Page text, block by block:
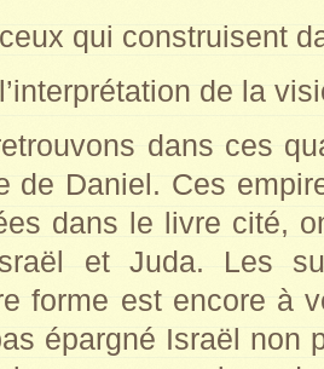
qui construisent
de la
dans ces
de Daniel. Ces
dans le livre cité,
et Juda. Les
forme est encore à
épargné Israël